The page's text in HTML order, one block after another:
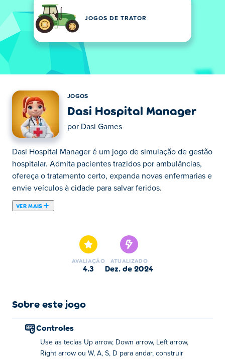
JOGOS DE TRATOR
JOGOS
Dasi Hospital Manager
por Dasi Games
Dasi Hospital Manager é um jogo de simulação de gestão
hospitalar. Admita pacientes trazidos por ambulâncias,
ofereça o tratamento certo, expanda novas enfermarias e
envie veículos à cidade para salvar feridos.
VER MAIS
gerenciamento, você é responsável por um pequeno
hospital. Os pacientes são deixados na porta da frente
pela ambulância e você terá que fornecer a eles o
pacientes. Você também pode desbloquear uma
na cidade! Você consegue construir o melhor hospital de
todos os tempos?
AVALIAÇÃO
4.3
ATUALIZADO
dez. de 2024
Sobre este jogo
Controles
Use as teclas Up arrow, Down arrow, Left arrow,
Right arrow ou W, A, S, D para andar, construir